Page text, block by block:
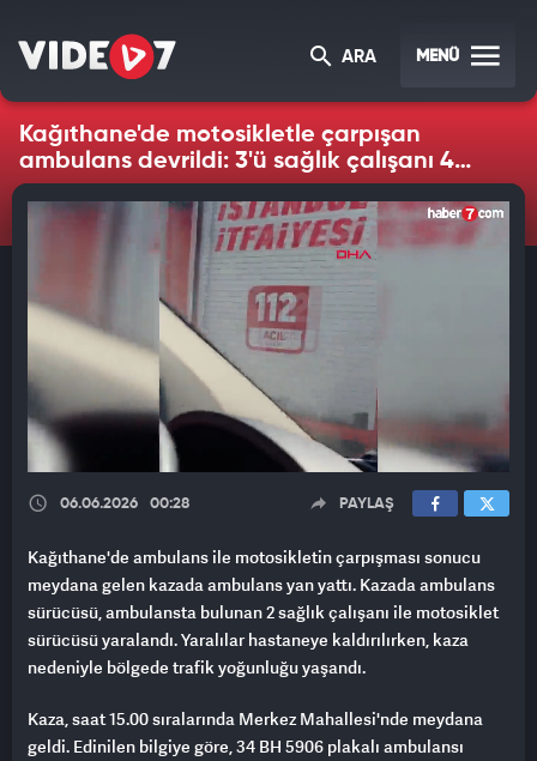
ARA MENÜ
Kağıthane'de motosikletle çarpışan
ambulans devrildi: 3'ü sağlık çalışanı 4
yaralı
06.06.2026 00:28 PAYLAŞ
Kağıthane'de ambulans ile motosikletin çarpışması sonucu
meydana gelen kazada ambulans yan yattı. Kazada ambulans
sürücüsü, ambulansta bulunan 2 sağlık çalışanı ile motosiklet
sürücüsü yaralandı. Yaralılar hastaneye kaldırılırken, kaza
nedeniyle bölgede trafik yoğunluğu yaşandı.
Kaza, saat 15.00 sıralarında Merkez Mahallesi'nde meydana
geldi. Edinilen bilgiye göre, 34 BH 5906 plakalı ambulansı